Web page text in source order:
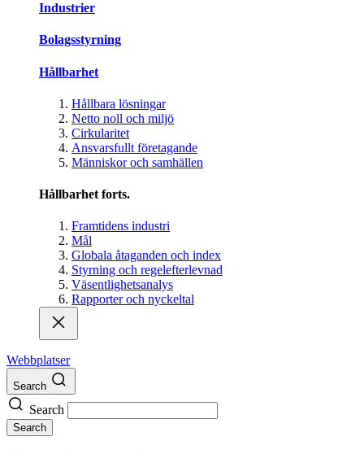
Industrier
Bolagsstyrning
Hållbarhet
Hållbara lösningar
Netto noll och miljö
Cirkularitet
Ansvarsfullt företagande
Människor och samhällen
Hållbarhet forts.
Framtidens industri
Mål
Globala åtaganden och index
Styrning och regelefterlevnad
Väsentlighetsanalys
Rapporter och nyckeltal
Webbplatser
Search
Search
Search